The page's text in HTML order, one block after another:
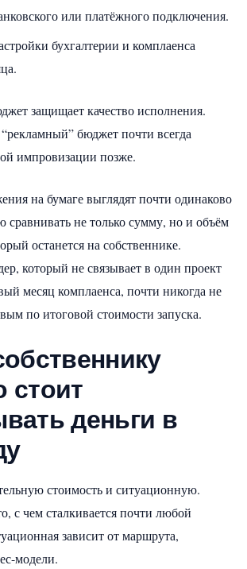
или платёжного подключения.
бухгалтерии и комплаенса
защищает качество исполнения.
бюджет почти всегда
импровизации позже.
на бумаге выглядят почти одинаково
сравнивать не только сумму, но и объём
останется на собственнике.
который не связывает в один проект
месяц комплаенса, почти никогда не
по итоговой стоимости запуска.
стоит
деньги в
стоимость и ситуационную.
с чем сталкивается почти любой
зависит от маршрута,
модели.